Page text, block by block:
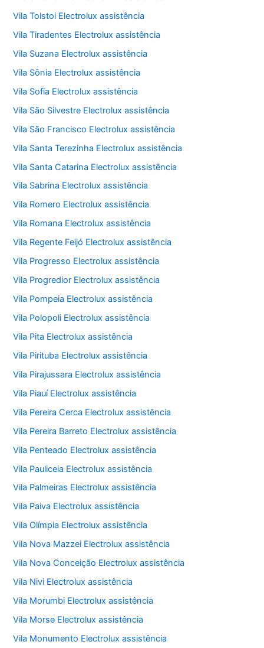
Vila Tolstoi Electrolux assistência
Vila Tiradentes Electrolux assistência
Vila Suzana Electrolux assistência
Vila Sônia Electrolux assistência
Vila Sofia Electrolux assistência
Vila São Silvestre Electrolux assistência
Vila São Francisco Electrolux assistência
Vila Santa Terezinha Electrolux assistência
Vila Santa Catarina Electrolux assistência
Vila Sabrina Electrolux assistência
Vila Romero Electrolux assistência
Vila Romana Electrolux assistência
Vila Regente Feijó Electrolux assistência
Vila Progresso Electrolux assistência
Vila Progredior Electrolux assistência
Vila Pompeia Electrolux assistência
Vila Polopoli Electrolux assistência
Vila Pita Electrolux assistência
Vila Pirituba Electrolux assistência
Vila Pirajussara Electrolux assistência
Vila Piauí Electrolux assistência
Vila Pereira Cerca Electrolux assistência
Vila Pereira Barreto Electrolux assistência
Vila Penteado Electrolux assistência
Vila Pauliceia Electrolux assistência
Vila Palmeiras Electrolux assistência
Vila Paiva Electrolux assistência
Vila Olímpia Electrolux assistência
Vila Nova Mazzei Electrolux assistência
Vila Nova Conceição Electrolux assistência
Vila Nivi Electrolux assistência
Vila Morumbi Electrolux assistência
Vila Morse Electrolux assistência
Vila Monumento Electrolux assistência